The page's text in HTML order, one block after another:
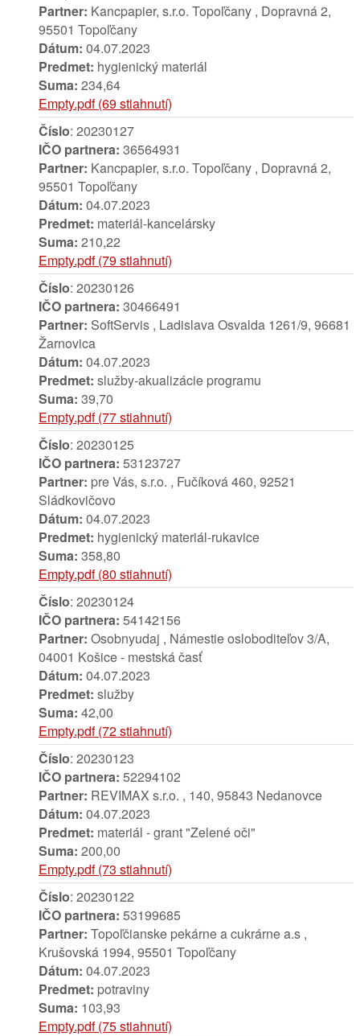
Partner: Kancpapier, s.r.o. Topoľčany , Dopravná 2,
95501 Topoľčany
Dátum: 04.07.2023
Predmet: hygienický materiál
Suma: 234,64
Empty.pdf (69 stiahnutí)
Číslo: 20230127
IČO partnera: 36564931
Partner: Kancpapier, s.r.o. Topoľčany , Dopravná 2,
95501 Topoľčany
Dátum: 04.07.2023
Predmet: materiál-kancelársky
Suma: 210,22
Empty.pdf (79 stiahnutí)
Číslo: 20230126
IČO partnera: 30466491
Partner: SoftServis , Ladislava Osvalda 1261/9, 96681
Žarnovica
Dátum: 04.07.2023
Predmet: služby-akualizácie programu
Suma: 39,70
Empty.pdf (77 stiahnutí)
Číslo: 20230125
IČO partnera: 53123727
Partner: pre Vás, s.r.o. , Fučíková 460, 92521
Sládkovičovo
Dátum: 04.07.2023
Predmet: hygienický materiál-rukavice
Suma: 358,80
Empty.pdf (80 stiahnutí)
Číslo: 20230124
IČO partnera: 54142156
Partner: Osobnyudaj , Námestie osloboditeľov 3/A,
04001 Košice - mestská časť
Dátum: 04.07.2023
Predmet: služby
Suma: 42,00
Empty.pdf (72 stiahnutí)
Číslo: 20230123
IČO partnera: 52294102
Partner: REVIMAX s.r.o. , 140, 95843 Nedanovce
Dátum: 04.07.2023
Predmet: materiál - grant "Zelené oči"
Suma: 200,00
Empty.pdf (73 stiahnutí)
Číslo: 20230122
IČO partnera: 53199685
Partner: Topoľčianske pekárne a cukrárne a.s ,
Krušovská 1994, 95501 Topoľčany
Dátum: 04.07.2023
Predmet: potraviny
Suma: 103,93
Empty.pdf (75 stiahnutí)